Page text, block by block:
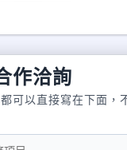
作洽詢
可以直接寫在下面